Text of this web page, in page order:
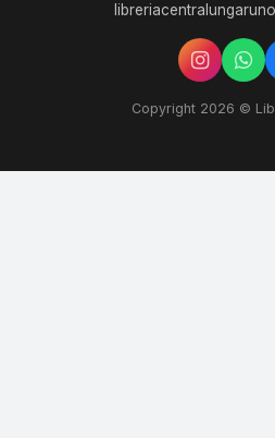
Copyright 2026 ©